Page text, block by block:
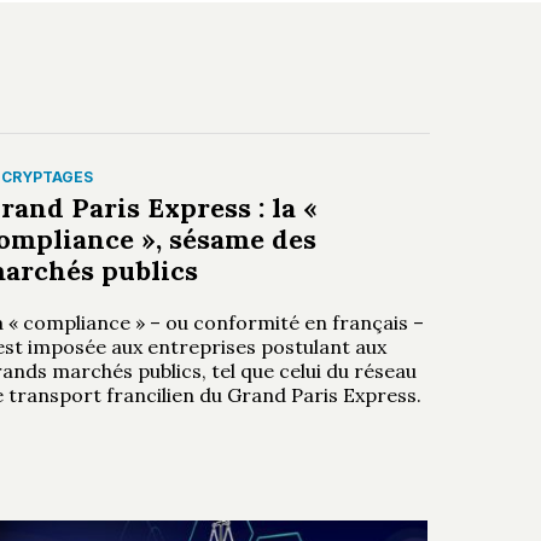
Paris Express : la «
», sésame des
publics
« compliance » – ou conformité en français –
imposée aux entreprises postulant aux
marchés publics, tel que celui du réseau
transport francilien du Grand Paris Express.